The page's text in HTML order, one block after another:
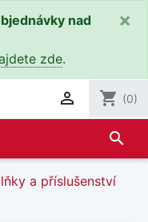
nad
zde.
×
 shopping_cart (0)
search
a příslušenství